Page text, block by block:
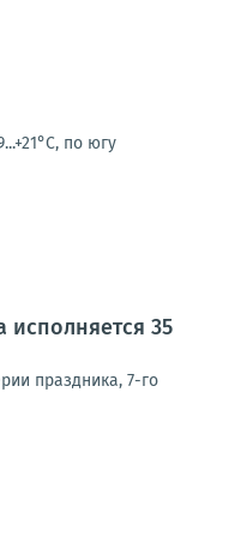
по югу
исполняется 35
праздника, 7-го